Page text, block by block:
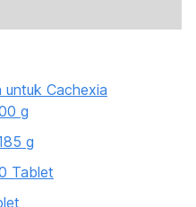
untuk Cachexia
g
g
Tablet